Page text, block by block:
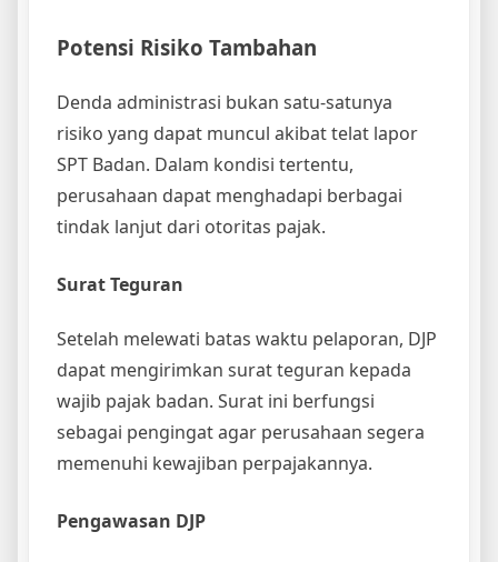
Potensi Risiko Tambahan
Denda administrasi bukan satu-satunya
risiko yang dapat muncul akibat telat lapor
SPT Badan. Dalam kondisi tertentu,
perusahaan dapat menghadapi berbagai
tindak lanjut dari otoritas pajak.
Surat Teguran
Setelah melewati batas waktu pelaporan, DJP
dapat mengirimkan surat teguran kepada
wajib pajak badan. Surat ini berfungsi
sebagai pengingat agar perusahaan segera
memenuhi kewajiban perpajakannya.
Pengawasan DJP